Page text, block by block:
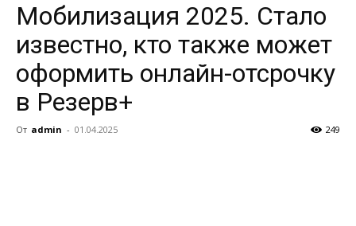
Мобилизация 2025. Стало
известно, кто также может
оформить онлайн-отсрочку
в Резерв+
От admin - 01.04.2025 249